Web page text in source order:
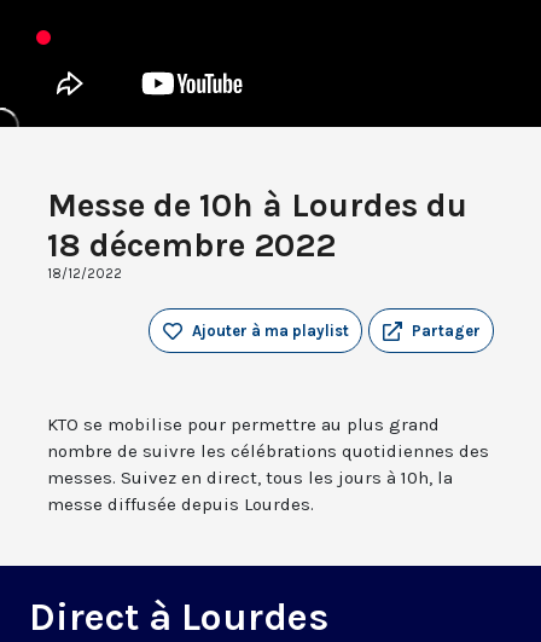
Messe de 10h à Lourdes du
18 décembre 2022
18/12/2022
Partager
Ajouter à ma playlist
KTO se mobilise pour permettre au plus grand
nombre de suivre les célébrations quotidiennes des
messes. Suivez en direct, tous les jours à 10h, la
messe diffusée depuis Lourdes.
Direct à Lourdes